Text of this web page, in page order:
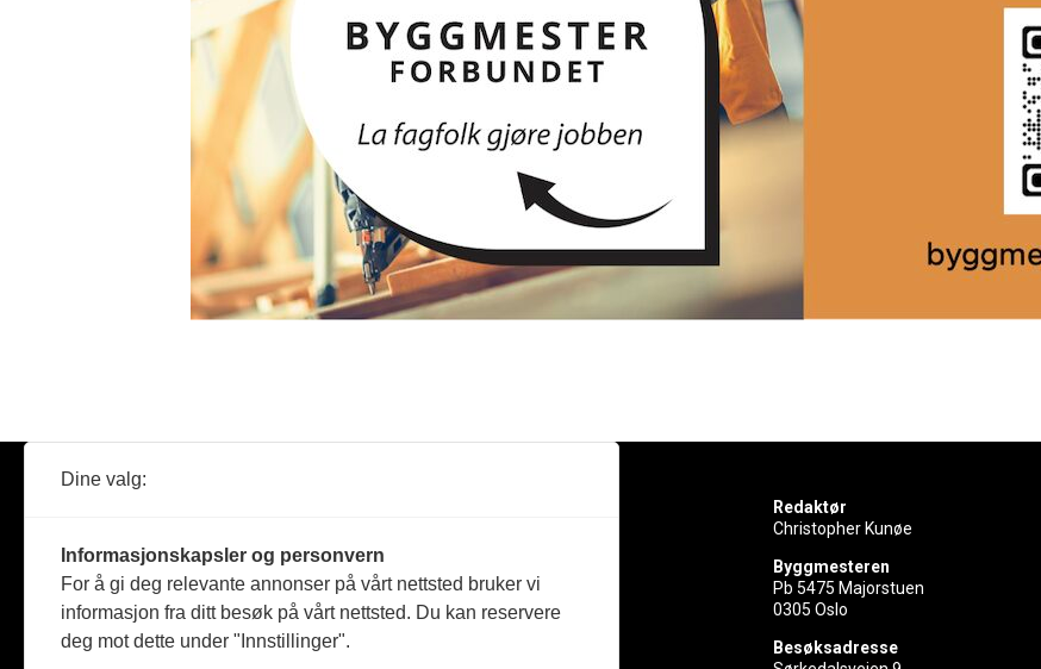
Reportasje
Produkter
Redaktør
Christopher Kunøe
Byggmesteren
Pb 5475 Majorstuen
0305 Oslo
Besøksadresse
Dine valg:
Informasjonskapsler og personvern
For å gi deg relevante annonser på vårt nettsted bruker vi
informasjon fra ditt besøk på vårt nettsted. Du kan reservere
deg mot dette under "Innstillinger".